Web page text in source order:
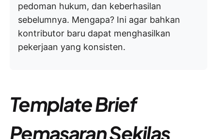
pedoman hukum, dan keberhasilan
sebelumnya. Mengapa? Ini agar bahkan
kontributor baru dapat menghasilkan
pekerjaan yang konsisten.
Template Brief
Pemasaran Sekilas